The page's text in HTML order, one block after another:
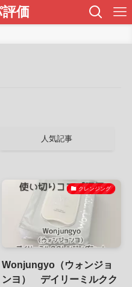
価
人気記事
クレンジング
Wonjungyo（ウォンジョ
ンヨ） デイリーミルクク